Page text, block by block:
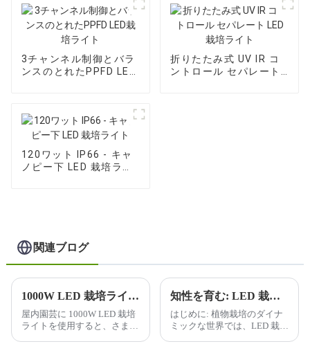
3チャンネル制御とバラ
ンスのとれたPPFD LED
折りたたみ式 UV IR コ
ントロール セパレート
120ワット IP66 - キャ
ノピー下 LED 栽培ライ
関連ブログ
1000W LED 栽培ライトを使用すると、屋内ガーデニングにどのような利点がありますか?
屋内園芸に 1000W LED 栽培
ライトを使用すると、さまざ
知性を育む: LED 栽培ライトで未来を照らす
はじめに: 植物栽培のダイナ
ミックな世界では、LED 栽培